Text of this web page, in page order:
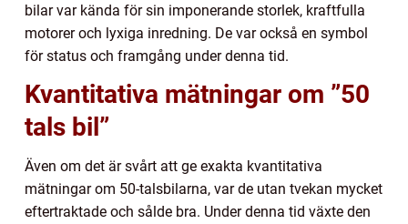
bilar var kända för sin imponerande storlek, kraftfulla
motorer och lyxiga inredning. De var också en symbol
för status och framgång under denna tid.
Kvantitativa mätningar om ”50
tals bil”
Även om det är svårt att ge exakta kvantitativa
mätningar om 50-talsbilarna, var de utan tvekan mycket
eftertraktade och sålde bra. Under denna tid växte den